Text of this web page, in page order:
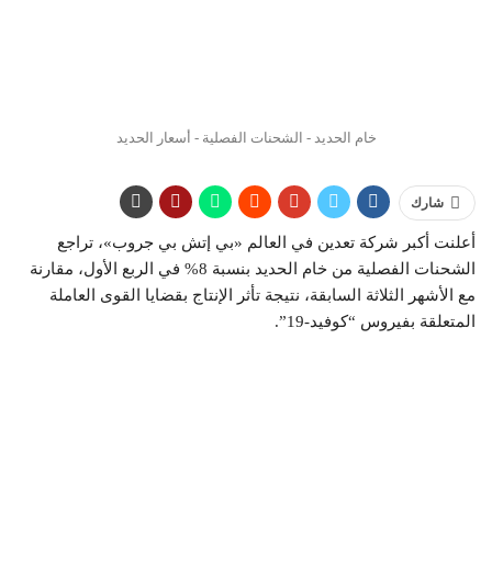
خام الحديد - الشحنات الفصلية - أسعار الحديد
شارك
أعلنت أكبر شركة تعدين في العالم «بي إتش بي جروب»، تراجع
الشحنات الفصلية من خام الحديد بنسبة 8% في الربع الأول، مقارنة
مع الأشهر الثلاثة السابقة، نتيجة تأثر الإنتاج بقضايا القوى العاملة
المتعلقة بفيروس “كوفيد-19”.